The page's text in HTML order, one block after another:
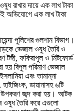
রাখার দায়ে এক লাখ টাকা
অভিযোগে এক লাখ টাকা
পুলিশের গুলশান বিভাগ।
ভেজাল ওষুধ তৈরি ও
টঙ্গী, ফকিরাপুল ও মিটফোর্ড
হয় বিপুল পরিমাণ ভেজাল
এবং তামান্না
ডায়ানাসহ ৬টি
উপকরণ জব্দ করা হয়। আটক
ওষুধ তৈরি করে এগুলো